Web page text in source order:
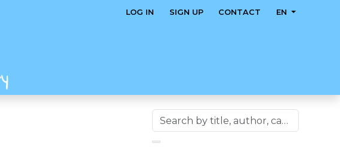
LOG IN SIGN UP CONTACT EN